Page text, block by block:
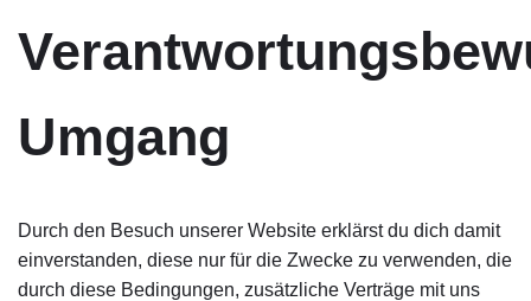
Umgang
Durch den Besuch unserer Website erklärst du dich damit
einverstanden, diese nur für die Zwecke zu verwenden, die
durch diese Bedingungen, zusätzliche Verträge mit uns